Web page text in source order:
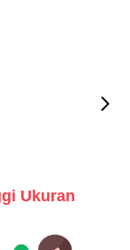
Ukuran